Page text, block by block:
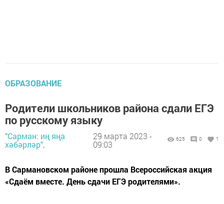
ОБРАЗОВАНИЕ
Родители школьников района сдали ЕГЭ
по русскому языку
"Сарман: иң яңа
хәбәрләр",
29 марта 2023 -
09:03
625 0 1
В Сармановском районе прошла Всероссийская акция
«Сдаём вместе. День сдачи ЕГЭ родителями».